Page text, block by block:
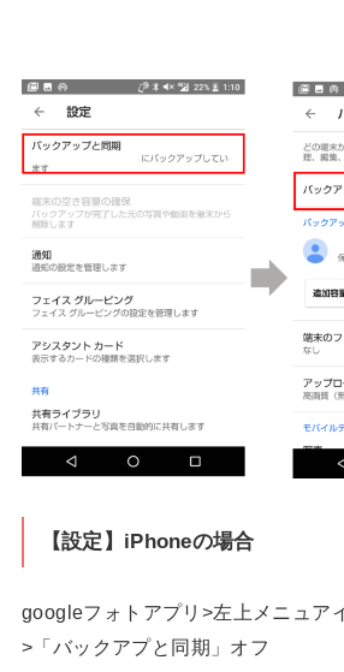
【設定】iPhoneの場合
googleフォトアプリ>左上メニュア
>「バックアプと同期」オフ